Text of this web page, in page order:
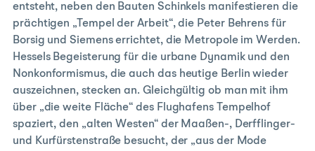
entsteht, neben den Bauten Schinkels manifestieren die
prächtigen „Tempel der Arbeit“, die Peter Behrens für
Borsig und Siemens errichtet, die Metropole im Werden.
Hessels Begeisterung für die urbane Dynamik und den
Nonkonformismus, die auch das heutige Berlin wieder
auszeichnen, stecken an. Gleichgültig ob man mit ihm
über „die weite Fläche“ des Flughafens Tempelhof
spaziert, den „alten Westen“ der Maaßen-, Derfflinger-
und Kurfürstenstraße besucht, der „aus der Mode